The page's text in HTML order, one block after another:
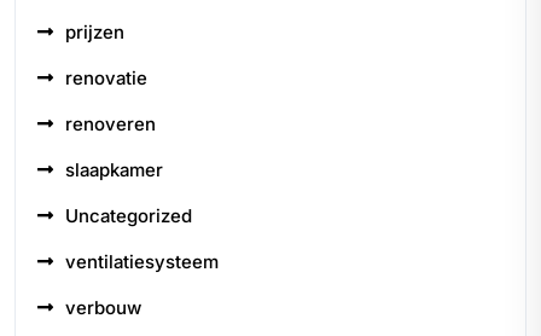
prijzen
renovatie
renoveren
slaapkamer
Uncategorized
ventilatiesysteem
verbouw